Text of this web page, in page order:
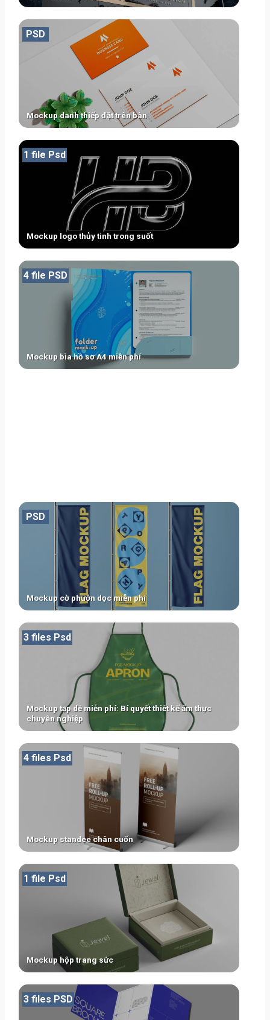
Mockup danh thiếp đặt trên bàn
PSD
Mockup logo thủy tinh trong suốt
1 file Psd
Mockup bìa hồ sơ A4 miễn phí
4 file PSD
Mockup cờ phướn dọc miễn phí
PSD
Mockup tạp dề miễn phí: Bí quyết thiết kế ẩm thực
chuyên nghiệp
3 files Psd
Mockup standee chân cuốn
4 files Psd
Mockup hộp trang sức
1 file Psd
3 files PSD